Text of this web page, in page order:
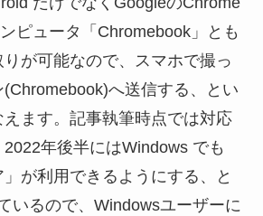
ピュータ「Chromebook」とも
が可能なので、スマホで撮っ
へ送信する、とい
えます。記事執筆時点では対応
年後半にはWindows でも
」が利用できるようにする、と
いるので、Windowsユーザーに